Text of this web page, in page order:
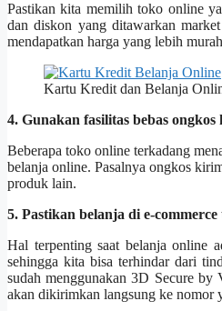
Pastikan kita memilih toko online
dan diskon yang ditawarkan
mendapatkan harga yang lebih
Kartu Kredit dan Belanja
4. Gunakan fasilitas bebas
Beberapa toko online terkadang
belanja online. Pasalnya ongkos
produk lain.
5. Pastikan belanja di e-
Hal terpenting saat belanja online
sehingga kita bisa terhindar dari
sudah menggunakan 3D Secure by
akan dikirimkan langsung ke nomor